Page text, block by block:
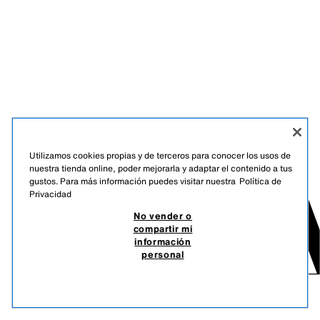
Utilizamos cookies propias y de terceros para conocer los usos de
nuestra tienda online, poder mejorarla y adaptar el contenido a tus
gustos. Para más información puedes visitar nuestra Política de
Privacidad
No vender o
compartir mi
información
personal